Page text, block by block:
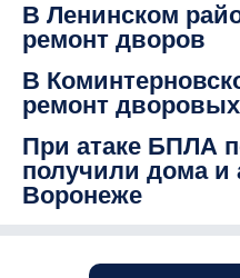
В Ленинском
ремонт дворов
В
ремонт
При атаке БПЛА
получили дома и
Воронеже